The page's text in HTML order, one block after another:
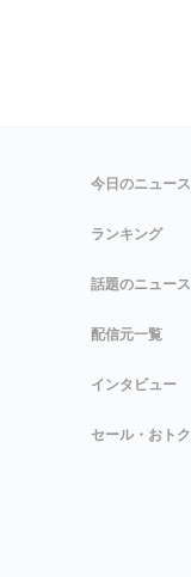
今日のニュース
ランキング
話題のニュース
配信元一覧
インタビュー
セール・おトク